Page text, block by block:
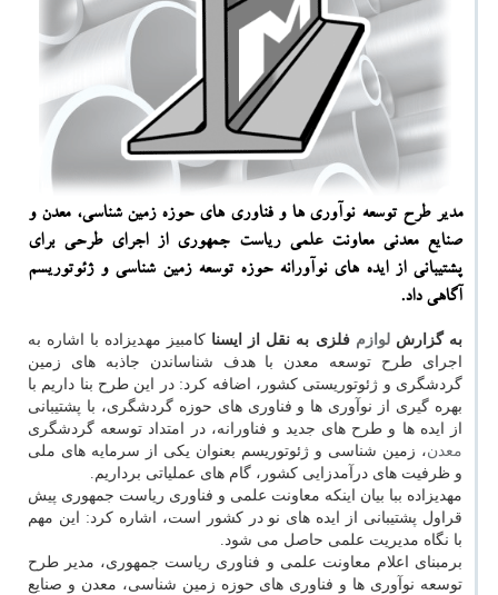
مدیر طرح توسعه نوآوری ها و فناوری های حوزه زمین شناسی، معدن و
صنایع معدنی معاونت علمی ریاست جمهوری از اجرای طرحی برای
پشتیبانی از ایده های نوآورانه حوزه توسعه زمین شناسی و ژئوتوریسم
آگاهی داد.
به گزارشلوازم فلزی به نقل از ایسناکامبیز مهدیزاده با اشاره به
اجرای طرح توسعه معدن با هدف شناساندن جاذبه های زمین
گردشگری و ژئوتوریستی کشور، اضافه کرد: در این طرح بنا داریم با
بهره گیری از نوآوری ها و فناوری های حوزه گردشگری، با پشتیبانی
از ایده ها و طرح های جدید و فناورانه، در امتداد توسعه گردشگری
معدن، زمین شناسی و ژئوتوریسم بعنوان یکی از سرمایه های ملی
و ظرفیت های درآمدزایی کشور، گام های عملیاتی برداریم.
مهدیزاده ببا بیان اینکه معاونت علمی و فناوری ریاست جمهوری پیش
قراول پشتیبانی از ایده های نو در کشور است، اشاره کرد: این مهم
با نگاه مدیریت علمی حاصل می شود.
برمبنای اعلام معاونت علمی و فناوری ریاست جمهوری، مدیر طرح
توسعه نوآوری ها و فناوری های حوزه زمین شناسی، معدن و صنایع